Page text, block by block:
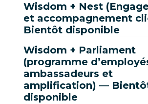
Wisdom + Nest
et accompagnement
Bientôt disponible
Wisdom + Parliament
(programme
ambassadeurs et
amplification) —
disponible